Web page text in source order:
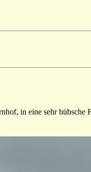
in eine sehr hübsche